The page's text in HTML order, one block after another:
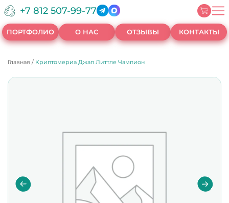
+7 812 507-99-77
ПОРТФОЛИО О НАС ОТЗЫВЫ КОНТАКТЫ
Главная / Криптомериа Джап Литтле Чампион